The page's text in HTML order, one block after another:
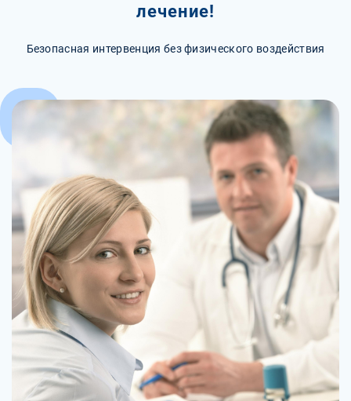
лечение!
Безопасная интервенция без физического воздействия